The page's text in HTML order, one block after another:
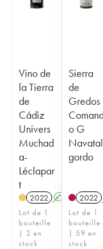
Vino de
la Tierra
de
Cádiz
Univers
Muchad
a-
Léclapar
t
2022 A
Lot de 1
bouteille
| 2 en
stock
Sierra
de
Gredos
o G
Navatal
gordo
2022
Lot de 1
bouteille
| 59 en
stock